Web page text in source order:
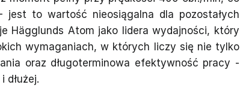
to wartość nieosiągalna dla pozostałych
Hägglunds Atom jako lidera wydajności, który
wymaganiach, w których liczy się nie tylko
oraz długoterminowa efektywność pracy -
dłużej.